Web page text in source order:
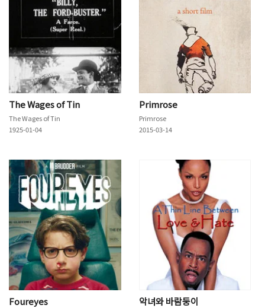
The Wages of Tin
The Wages of Tin
1925-01-04
Primrose
Primrose
2015-03-14
Foureyes 악녀와 바람둥이